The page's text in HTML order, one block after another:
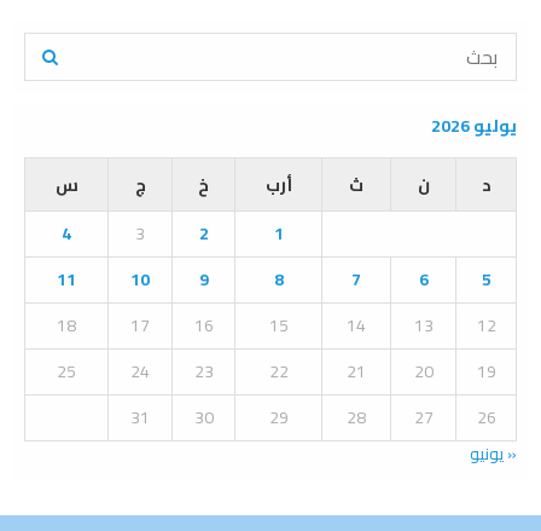
S
r
c
o
E
A
R
C
H
يوليو 2026
د
ن ث أرب خ ج
س
1
2
3
4
5
6
7
8
9
10
11
12
13
14
15
16
17
18
19
20
21
22
23
24
25
26
27
28
29
30
31
« يونيو